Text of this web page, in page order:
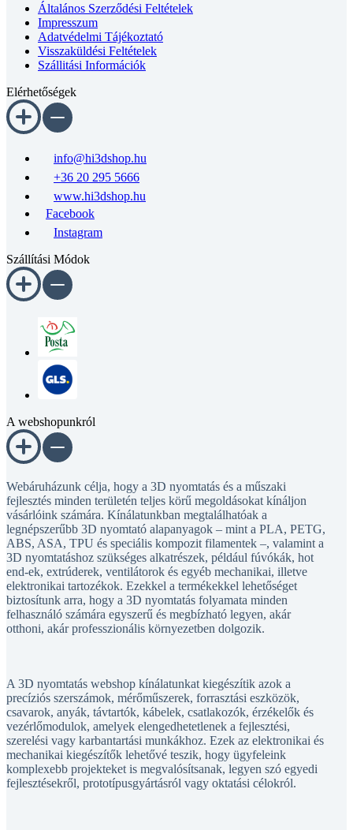
Általános Szerződési Feltételek
Impresszum
Adatvédelmi Tájékoztató
Visszaküldési Feltételek
Szállitási Információk
Elérhetőségek
info@hi3dshop.hu
+36 20 295 5666
www.hi3dshop.hu
Facebook
Instagram
Szállítási Módok
A webshopunkról
Webáruházunk célja, hogy a 3D nyomtatás és a műszaki
fejlesztés minden területén teljes körű megoldásokat kínáljon
vásárlóink számára. Kínálatunkban megtalálhatóak a
legnépszerűbb 3D nyomtató alapanyagok – mint a PLA, PETG,
ABS, ASA, TPU és speciális kompozit filamentek –, valamint a
3D nyomtatáshoz szükséges alkatrészek, például fúvókák, hot
end-ek, extrúderek, ventilátorok és egyéb mechanikai, illetve
elektronikai tartozékok. Ezekkel a termékekkel lehetőséget
biztosítunk arra, hogy a 3D nyomtatás folyamata minden
felhasználó számára egyszerű és megbízható legyen, akár
otthoni, akár professzionális környezetben dolgozik.
A 3D nyomtatás webshop kínálatunkat kiegészítik azok a
precíziós szerszámok, mérőműszerek, forrasztási eszközök,
csavarok, anyák, távtartók, kábelek, csatlakozók, érzékelők és
vezérlőmodulok, amelyek elengedhetetlenek a fejlesztési,
szerelési vagy karbantartási munkákhoz. Ezek az elektronikai és
mechanikai kiegészítők lehetővé teszik, hogy ügyfeleink
komplexebb projekteket is megvalósítsanak, legyen szó egyedi
fejlesztésekről, prototípusgyártásról vagy oktatási célokról.